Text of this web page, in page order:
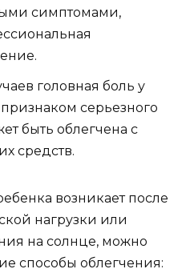
симптомами,
головная боль у
серьезного
быть облегчена с
средств.
возникает после
нагрузки или
на солнце, можно
способы облегчения: